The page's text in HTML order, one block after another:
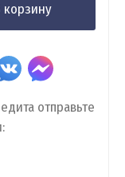
корзину
отправьте